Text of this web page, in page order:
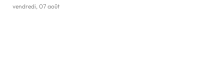
vendredi, 07 août